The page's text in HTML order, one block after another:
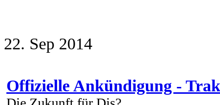
22. Sep 2014
Offizielle Ankündigung -